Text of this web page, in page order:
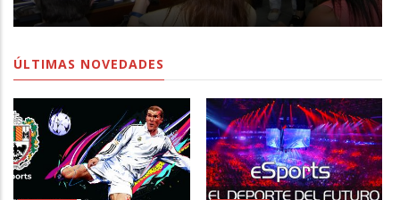
ÚLTIMAS NOVEDADES